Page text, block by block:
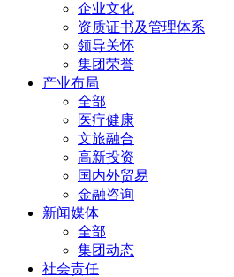
企业文化
资质证书及管理体系
领导关怀
集团荣誉
产业布局
全部
医疗健康
文旅融合
高新投资
国内外贸易
金融咨询
新闻媒体
全部
集团动态
社会责任